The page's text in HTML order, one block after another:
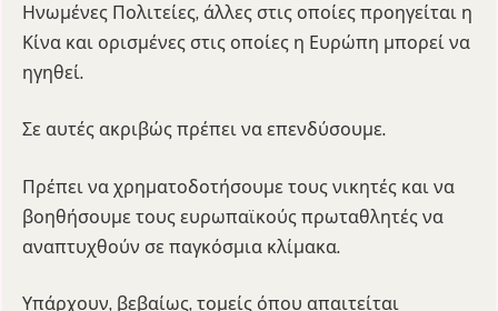
Ηνωμένες Πολιτείες, άλλες στις οποίες προηγείται η
Κίνα και ορισμένες στις οποίες η Ευρώπη μπορεί να
ηγηθεί.
Σε αυτές ακριβώς πρέπει να επενδύσουμε.
Πρέπει να χρηματοδοτήσουμε τους νικητές και να
βοηθήσουμε τους ευρωπαϊκούς πρωταθλητές να
αναπτυχθούν σε παγκόσμια κλίμακα.
Υπάρχουν, βεβαίως, τομείς όπου απαιτείται